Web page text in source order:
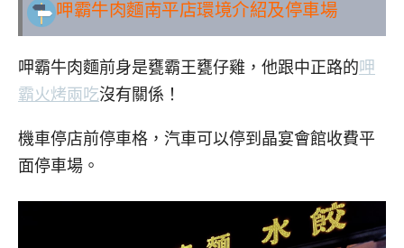
呷霸牛肉麵南平店環境介紹及停車場
呷霸牛肉麵前身是甕霸王甕仔雞，他跟中正路的呷
霸火烤兩吃沒有關係！
機車停店前停車格，汽車可以停到晶宴會館收費平
面停車場。